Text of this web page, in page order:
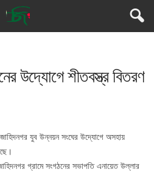
উদ্যোগে শীতবস্ত্র বিতরণ
যুব উন্নয়ন সংঘের উদ্যোগে অসহায়
গ্রামে সংগঠনের সভাপতি এনায়েত উল্লার